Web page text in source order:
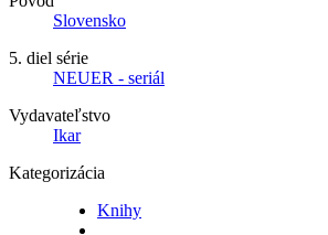
Slovensko
5. diel série
NEUER - seriál
Vydavateľstvo
Ikar
Kategorizácia
Knihy